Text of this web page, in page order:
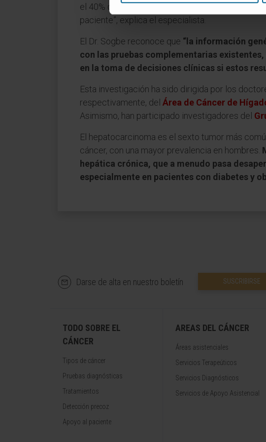
el 40% de los tumores no producen alfa-
paciente”, explica el especialista.
El Dr. Sogbe reconoce que “la información
con las pruebas complementarias
en la toma de decisiones clínicas si estos
Esta investigación ha sido dirigida por los
respectivamente, del Área de Cáncer de
Asimismo, han participado investigadores del
El hepatocarcinoma es el sexto tumor más
cáncer, con una mayor prevalencia en hombres.
hepática crónica, que a menudo pasa
especialmente en pacientes con diabetes y
Darse de alta en nuestro boletín SUSCRIBIRSE
TODO SOBRE EL
CÁNCER
Tipos de cáncer
Pruebas diagnósticas
Tratamientos
Detección precoz
Apoyo al paciente
AREAS DEL CÁNCER
Áreas asistenciales
Servicios Terapeúticos
Servicios Diagnósticos
Servicios de Apoyo Asistencial